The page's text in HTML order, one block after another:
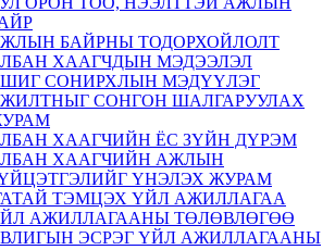
БАЙРНЫ ТОДОРХОЙЛОЛТ
ХААГЧДЫН МЭДЭЭЛЭЛ
СОНИРХЛЫН МЭДҮҮЛЭГ
СОНГОН ШАЛГАРУУЛАХ
ХААГЧИЙН ЁС ЗҮЙН ДҮРЭМ
ХААГЧИЙН АЖЛЫН
ҮНЭЛЭХ ЖУРАМ
ТЭМЦЭХ ҮЙЛ АЖИЛЛАГАА
АЖИЛЛАГААНЫ ТӨЛӨВЛӨГӨӨ
ЭСРЭГ ҮЙЛ АЖИЛЛАГААНЫ